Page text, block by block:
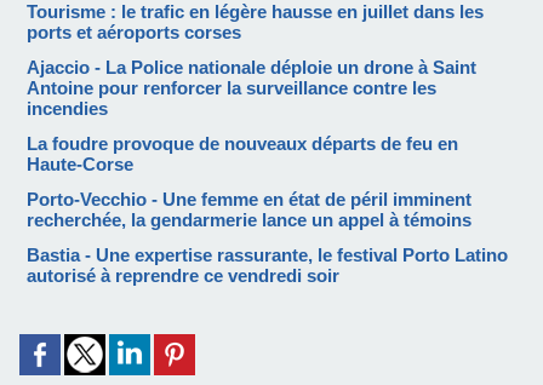
Tourisme : le trafic en légère hausse en juillet dans les
ports et aéroports corses
Ajaccio - La Police nationale déploie un drone à Saint
Antoine pour renforcer la surveillance contre les
incendies
La foudre provoque de nouveaux départs de feu en
Haute-Corse
Porto-Vecchio - Une femme en état de péril imminent
recherchée, la gendarmerie lance un appel à témoins
Bastia - Une expertise rassurante, le festival Porto Latino
autorisé à reprendre ce vendredi soir